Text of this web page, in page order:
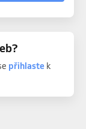
přihlastek